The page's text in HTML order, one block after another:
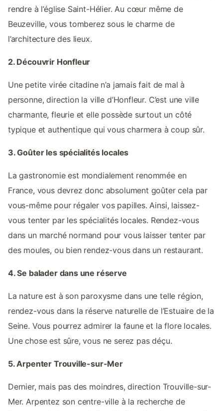
rendre à l’église Saint-Hélier. Au cœur même de
Beuzeville, vous tomberez sous le charme de
l’architecture des lieux.
2. Découvrir Honfleur
Une petite virée citadine n’a jamais fait de mal à
personne, direction la ville d’Honfleur. C’est une ville
charmante, fleurie et elle possède surtout un côté
typique et authentique qui vous charmera à coup sûr.
3. Goûter les spécialités locales
La gastronomie est mondialement renommée en
France, vous devrez donc absolument goûter cela par
vous-même pour régaler vos papilles. Ainsi, laissez-
vous tenter par les spécialités locales. Rendez-vous
dans un marché normand pour vous laisser tenter par
des moules, ou bien rendez-vous dans un restaurant.
4. Se balader dans une réserve
La nature est à son paroxysme dans une telle région,
rendez-vous dans la réserve naturelle de l’Estuaire de la
Seine. Vous pourrez admirer la faune et la flore locales.
Une chose est sûre, vous ne serez pas déçu.
5. Arpenter Trouville-sur-Mer
Dernier, mais pas des moindres, direction Trouville-sur-
Mer. Arpentez son centre-ville à la recherche de